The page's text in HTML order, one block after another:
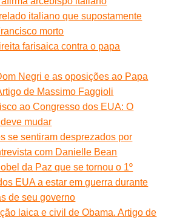
italiano que supostamente
morto
farisaica contra o papa
Negri e as oposições ao Papa
de Massimo Faggioli
ao Congresso dos EUA: O
mudar
se sentiram desprezados por
com Danielle Bean
da Paz que se tornou o 1º
EUA a estar em guerra durante
de seu governo
laica e civil de Obama. Artigo de